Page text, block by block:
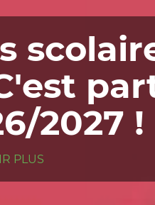
2027 !
PLUS